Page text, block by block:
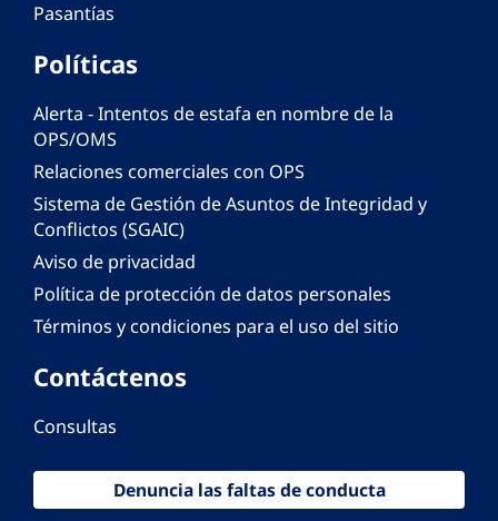
Pasantías
Políticas
Alerta - Intentos de estafa en nombre de la
OPS/OMS
Relaciones comerciales con OPS
Sistema de Gestión de Asuntos de Integridad y
Conflictos (SGAIC)
Aviso de privacidad
Política de protección de datos personales
Términos y condiciones para el uso del sitio
Contáctenos
Consultas
Denuncia las faltas de conducta